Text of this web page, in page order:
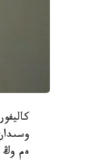
ەم وڭ